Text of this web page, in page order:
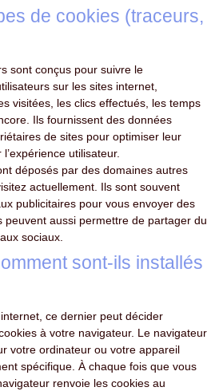
de cookies (traceurs,
sont conçus pour suivre le
sur les sites internet,
visitées, les clics effectués, les temps
Ils fournissent des données
de sites pour optimiser leur
utilisateur.
déposés par des domaines autres
actuellement. Ils sont souvent
publicitaires pour vous envoyer des
peuvent aussi permettre de partager du
sociaux.
sont-ils installés
ce dernier peut décider
à votre navigateur. Le navigateur
votre ordinateur ou votre appareil
spécifique. À chaque fois que vous
renvoie les cookies au